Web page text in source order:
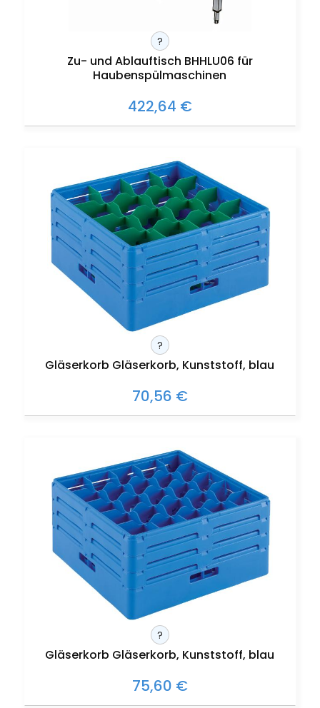
?
Zu- und Ablauftisch BHHLU06 für
Haubenspülmaschinen
422,64 €
?
Gläserkorb Gläserkorb, Kunststoff, blau
70,56 €
?
Gläserkorb Gläserkorb, Kunststoff, blau
75,60 €